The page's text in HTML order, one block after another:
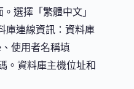
選擇「繁體中文」
庫連線資訊：資料庫
、使用者名稱填
。資料庫主機位址和